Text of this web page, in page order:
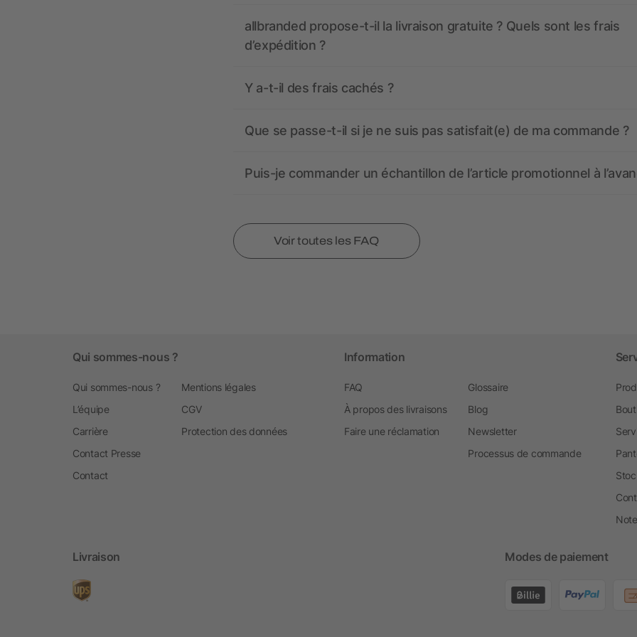
allbranded propose-t-il la livraison gratuite ? Quels sont les frais
d’expédition ?
Y a-t-il des frais cachés ?
Que se passe-t-il si je ne suis pas satisfait(e) de ma commande ?
Puis-je commander un échantillon de l’article promotionnel à
Voir toutes les FAQ
Qui sommes-nous ?
Qui sommes-nous ?
L’équipe
Carrière
Contact Presse
Contact
Mentions légales
CGV
Protection des données
Information
FAQ
À propos des livraisons
Faire une réclamation
Glossaire
Blog
Newsletter
Processus de commande
Livraison Modes de paiement